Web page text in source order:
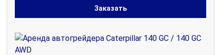
Заказать